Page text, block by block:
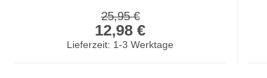
Verkaufspreis:
12,98 €
Regulärer Preis:
25,95 €
Lieferzeit: 1-3 Werktage